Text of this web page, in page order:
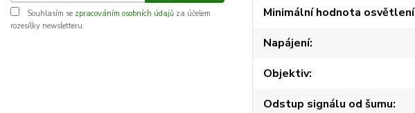
Souhlasím se zpracováním osobních údajů za účelem
rozesílky newsletteru.
Minimální hodnota osvětlení
Napájení
Objektiv
Odstup signálu od šumu